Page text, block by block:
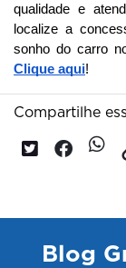
qualidade e
localize a
sonho do carro
Clique aqui!
Compartilhe
Blog